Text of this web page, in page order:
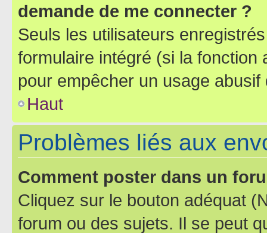
demande de me connecter ?
Seuls les utilisateurs
formulaire intégré (si la fonction
pour empêcher un usage
Haut
Problèmes liés aux
Comment poster dans un
Cliquez sur le bouton adéquat
forum ou des sujets. Il se peut